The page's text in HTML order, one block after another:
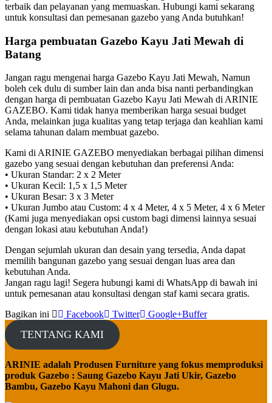
terbaik dan pelayanan yang memuaskan. Hubungi kami sekarang
untuk konsultasi dan pemesanan gazebo yang Anda butuhkan!
Harga pembuatan Gazebo Kayu Jati Mewah di
Batang
Jangan ragu mengenai harga Gazebo Kayu Jati Mewah, Namun
boleh cek dulu di sumber lain dan anda bisa nanti perbandingkan
dengan harga di pembuatan Gazebo Kayu Jati Mewah di ARINIE
GAZEBO. Kami tidak hanya memberikan harga sesuai budget
Anda, melainkan juga kualitas yang tetap terjaga dan keahlian kami
selama tahunan dalam membuat gazebo.
Kami di ARINIE GAZEBO menyediakan berbagai pilihan dimensi
gazebo yang sesuai dengan kebutuhan dan preferensi Anda:
• Ukuran Standar: 2 x 2 Meter
• Ukuran Kecil: 1,5 x 1,5 Meter
• Ukuran Besar: 3 x 3 Meter
• Ukuran Jumbo atau Custom: 4 x 4 Meter, 4 x 5 Meter, 4 x 6 Meter
(Kami juga menyediakan opsi custom bagi dimensi lainnya sesuai
dengan lokasi atau kebutuhan Anda!)
Dengan sejumlah ukuran dan desain yang tersedia, Anda dapat
memilih bangunan gazebo yang sesuai dengan luas area dan
kebutuhan Anda.
Jangan ragu lagi! Segera hubungi kami di WhatsApp di bawah ini
untuk pemesanan atau konsultasi dengan staf kami secara gratis.
Bagikan ini
Facebook Twitter Google+Buffer
TENTANG KAMI
ARINIE adalah Produsen Furniture yang fokus memproduksi
produk Gazebo : Saung Gazebo Kayu Jati Ukir, Gazebo
Bambu, Gazebo Kayu Mahoni dan Glugu.